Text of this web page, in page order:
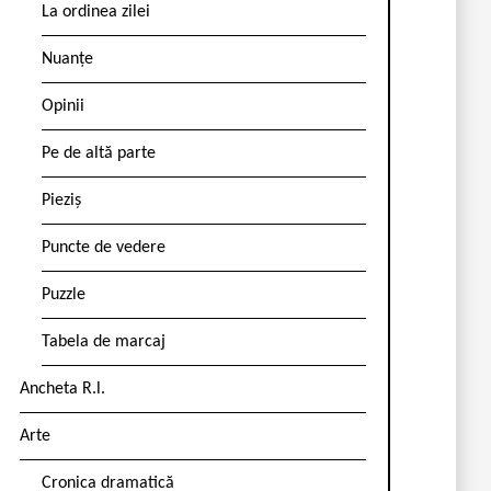
La ordinea zilei
Nuanțe
Opinii
Pe de altă parte
Pieziș
Puncte de vedere
Puzzle
Tabela de marcaj
Ancheta R.l.
Arte
Cronica dramatică